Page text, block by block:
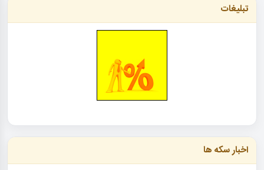
تبلیغات
اخبار سکه ها